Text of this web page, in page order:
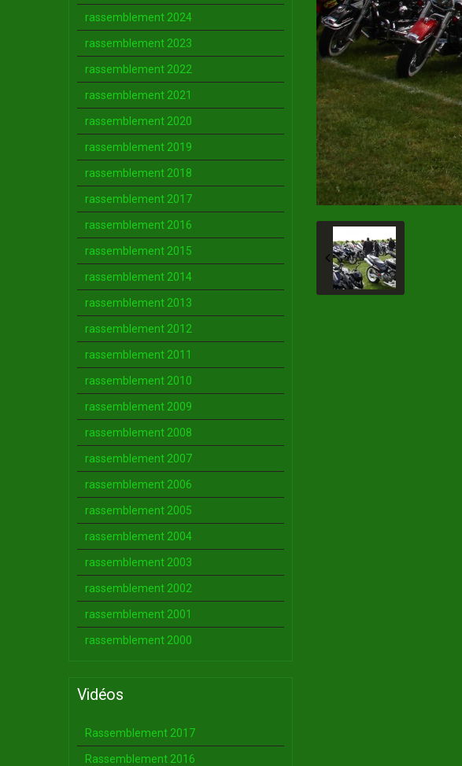
rassemblement 2024
rassemblement 2023
rassemblement 2022
rassemblement 2021
rassemblement 2020
rassemblement 2019
rassemblement 2018
rassemblement 2017
rassemblement 2016
rassemblement 2015
rassemblement 2014
rassemblement 2013
rassemblement 2012
rassemblement 2011
rassemblement 2010
rassemblement 2009
rassemblement 2008
rassemblement 2007
rassemblement 2006
rassemblement 2005
rassemblement 2004
rassemblement 2003
rassemblement 2002
rassemblement 2001
rassemblement 2000
Vidéos
Rassemblement 2017
Rassemblement 2016